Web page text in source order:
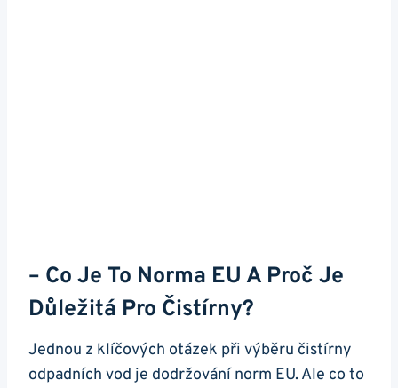
– Co Je To Norma EU A Proč Je
Důležitá Pro Čistírny?
Jednou z klíčových otázek při výběru čistírny
odpadních vod je dodržování norm EU. Ale co to